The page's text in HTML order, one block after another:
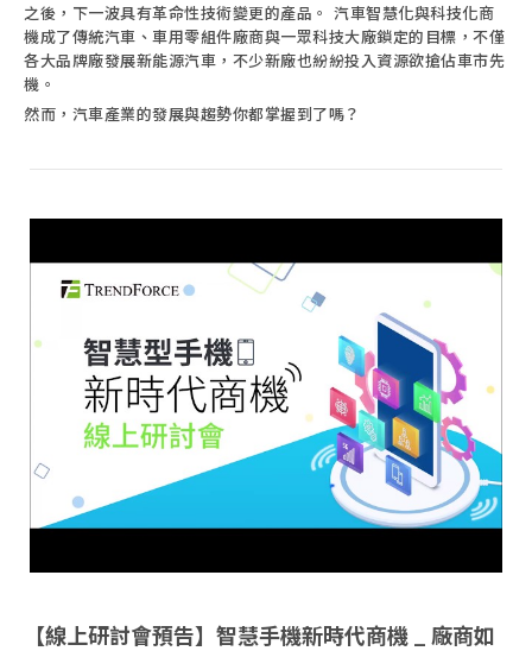
之後，下一波具有革命性技術變更的產品。 汽車智慧化與科技化商
機成了傳統汽車、車用零組件廠商與一眾科技大廠鎖定的目標，不僅
各大品牌廠發展新能源汽車，不少新廠也紛紛投入資源欲搶佔車市先
機。
然而，汽車產業的發展與趨勢你都掌握到了嗎？
【線上研討會預告】智慧手機新時代商機 _ 廠商如